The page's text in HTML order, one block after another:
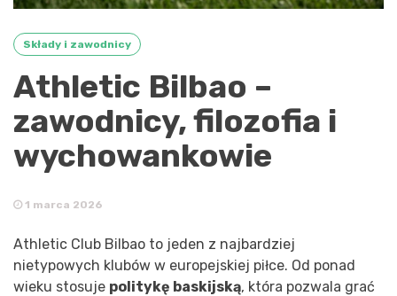
Składy i zawodnicy
Athletic Bilbao –
zawodnicy, filozofia i
wychowankowie
1 marca 2026
Athletic Club Bilbao to jeden z najbardziej
nietypowych klubów w europejskiej piłce. Od ponad
wieku stosuje politykę baskijską, która pozwala grać